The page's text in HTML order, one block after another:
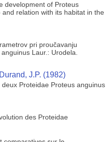
development of Proteus
relation with its habitat in the
pri proučavanju
Laur.: Urodela.
J.P. (1982)
Proteidae Proteus anguinus
des Proteidae